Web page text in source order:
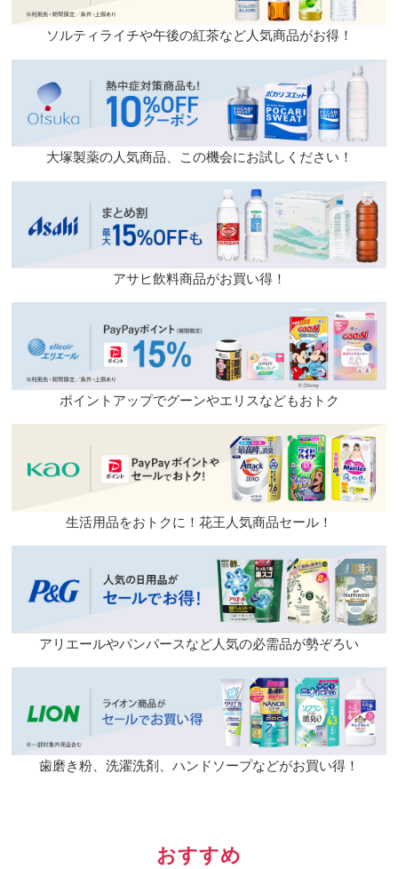
ソルティライチや午後の紅茶など人気商品がお得！
大塚製薬の人気商品、この機会にお試しください！
アサヒ飲料商品がお買い得！
ポイントアップでグーンやエリスなどもおトク
生活用品をおトクに！花王人気商品セール！
アリエールやパンパースなど人気の必需品が勢ぞろい
歯磨き粉、洗濯洗剤、ハンドソープなどがお買い得！
おすすめ